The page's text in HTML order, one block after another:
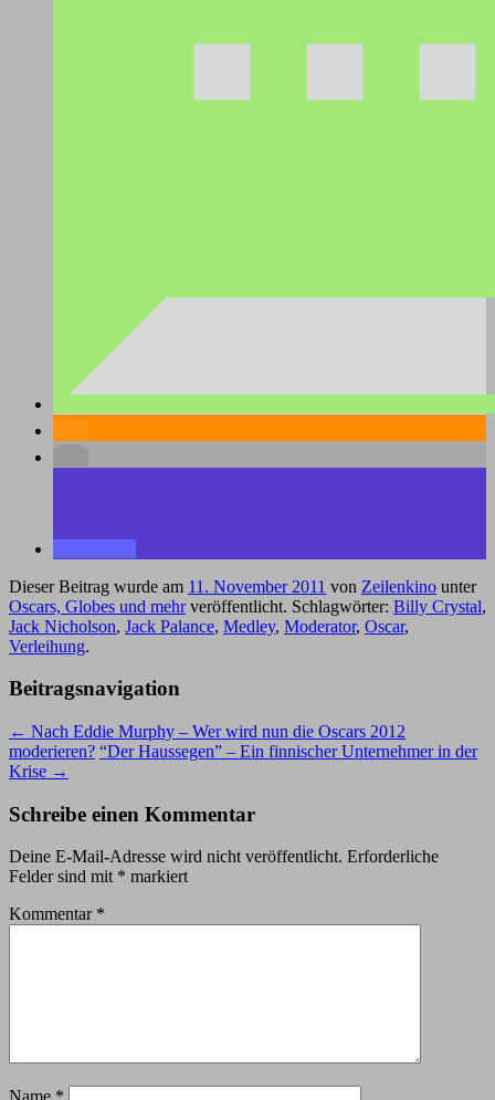
Dieser Beitrag wurde am 11. November 2011 von Zeilenkino unter
Oscars, Globes und mehrveröffentlicht. Schlagwörter: Billy Crystal,
Jack Nicholson, Jack Palance, Medley, Moderator, Oscar,
Verleihung.
Beitragsnavigation
← Nach Eddie Murphy – Wer wird nun die Oscars 2012
moderieren? “Der Haussegen” – Ein finnischer Unternehmer in der
Krise →
Schreibe einen Kommentar
Deine E-Mail-Adresse wird nicht veröffentlicht. Erforderliche
Felder sind mit * markiert
Kommentar *